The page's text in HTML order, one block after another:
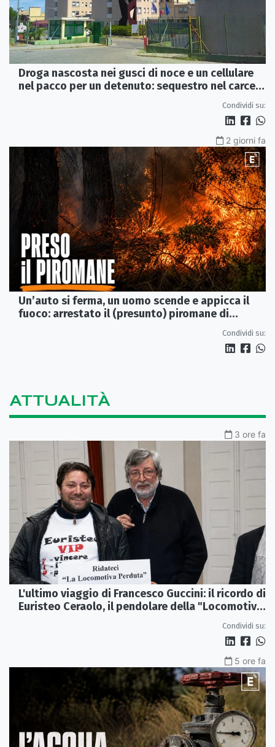
Droga nascosta nei gusci di noce e un cellulare
nel pacco per un detenuto: sequestro nel carcere
Condividi su:
2 giorni fa
Un’auto si ferma, un uomo scende e appicca il
fuoco: arrestato il (presunto) piromane di
Condividi su:
ATTUALITÀ
3 ore fa
L'ultimo viaggio di Francesco Guccini: il ricordo di
Euristeo Ceraolo, il pendolare della "Locomotiva
Condividi su:
5 ore fa